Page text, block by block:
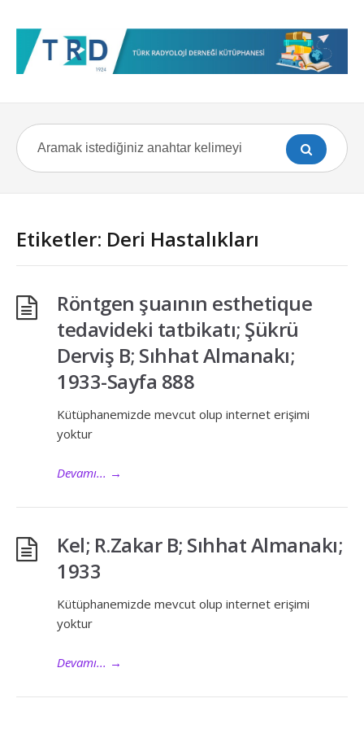
Etiketler: Deri Hastalıkları
Röntgen şuaının esthetique
tedavideki tatbikatı; Şükrü
Derviş B; Sıhhat Almanakı;
1933-Sayfa 888
Kütüphanemizde mevcut olup internet erişimi
yoktur
Devamı... →
Kel; R.Zakar B; Sıhhat Almanakı;
1933
Kütüphanemizde mevcut olup internet erişimi
yoktur
Devamı... →